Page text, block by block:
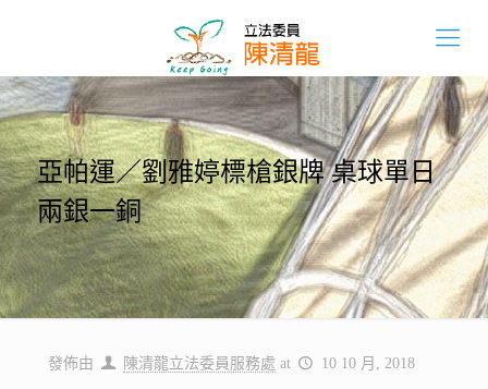
亞帕運／劉雅婷標槍銀牌 桌球單日
兩銀一銅
發佈由 陳清龍立法委員服務處 at 10 10 月, 2018